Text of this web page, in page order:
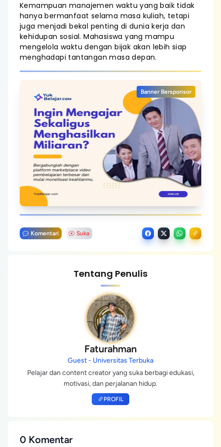
Kemampuan manajemen waktu yang baik tidak
hanya bermanfaat selama masa kuliah, tetapi
juga menjadi bekal penting di dunia kerja dan
kehidupan sosial. Mahasiswa yang mampu
mengelola waktu dengan bijak akan lebih siap
menghadapi tantangan masa depan.
Banner Bersponsor
Komentari Suka
Tentang Penulis
Faturahman
Guest - Universitas Terbuka
Pelajar dan content creator yang suka berbagi edukasi,
motivasi, dan perjalanan hidup.
PROFIL
0 Komentar